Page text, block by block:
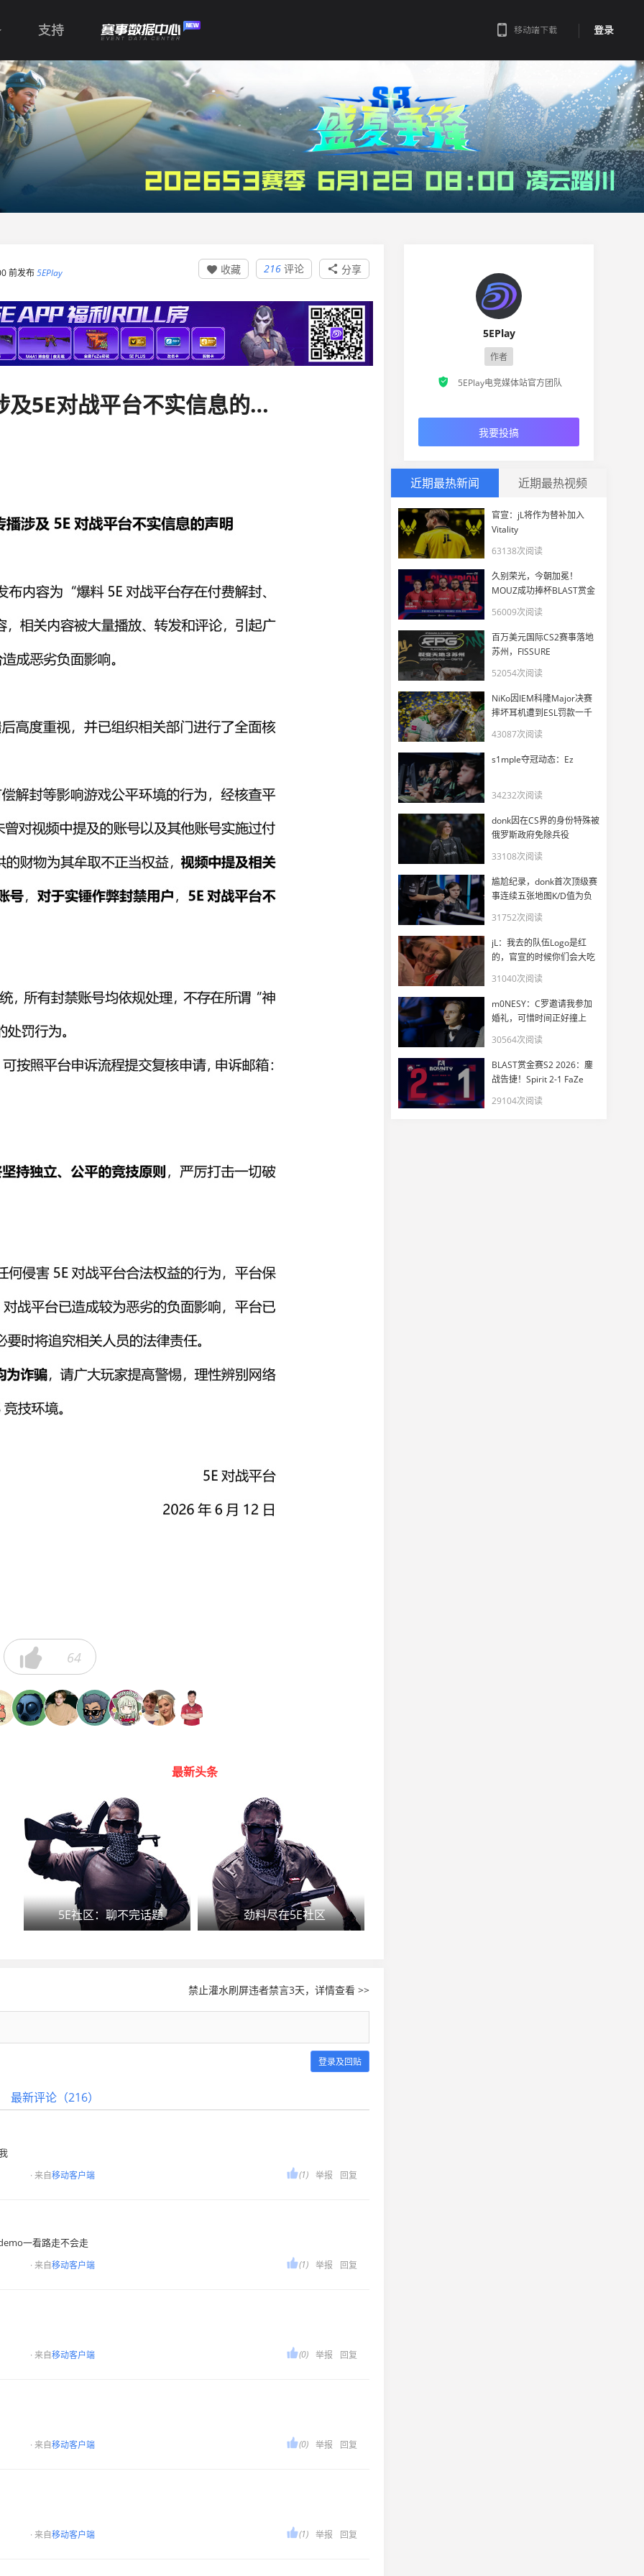
支持 登录
移动端下载
前发布5EPlay  分享
216 评论
 收藏
关于日前部分网络用户传播涉及5E对战平台不实信息的声明
 64
最新头条
5E社区：聊不完话题 劲料尽在5E社区
禁止灌水刷屏违者禁言3天，详情查看 >>
登录及回贴
最新评论（216）
· 来自移动客户端 回复
举报
(1)
一看路走不会走
· 来自移动客户端 回复
举报
(1)
· 来自移动客户端 回复
举报
(0)
· 来自移动客户端 回复
举报
(0)
· 来自移动客户端 回复
举报
(1)
5EPlay
作者
 5EPlay电竞媒体站官方团队
我要投搞
近期最热新闻 近期最热视频
官宣：jL将作为替补加入
Vitality
63138次阅读
久别荣光，今朝加冕！
MOUZ成功捧杯BLAST赏金
赛S2 2026
56009次阅读
百万美元国际CS2赛事落地
苏州，FISSURE
PLAYGROUND 3正式官宣
52054次阅读
NiKo因IEM科隆Major决赛
摔坏耳机遭到ESL罚款一千
43087次阅读
s1mple夺冠动态：Ez
34232次阅读
donk因在CS界的身份特殊被
俄罗斯政府免除兵役
33108次阅读
尴尬纪录，donk首次顶级赛
事连续五张地图K/D值为负
31752次阅读
jL：我去的队伍Logo是红
的，官宣的时候你们会大吃
31040次阅读
m0NESY：C罗邀请我参加
婚礼，可惜时间正好撞上
30564次阅读
BLAST赏金赛S2 2026：鏖
战告捷！Spirit 2-1 FaZe
29104次阅读